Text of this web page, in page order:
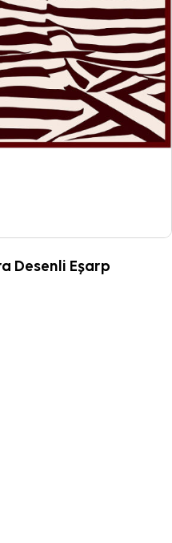
Desenli Eşarp